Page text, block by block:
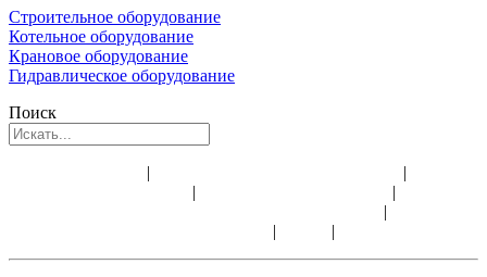
Строительное оборудование
Котельное оборудование
Крановое оборудование
Гидравлическое оборудование
Поиск
| |
| |
|
| |